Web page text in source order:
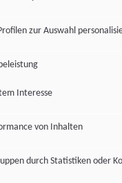
zur Auswahl
Interesse
von Inhalten
durch Statistiken oder